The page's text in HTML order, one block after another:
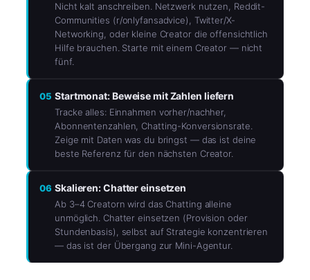
Nicht kalt anschreiben. Netzwerk nutzen, Reddit-
Communities (r/onlyfansadvice), Twitter/X-
Networking, oder kleine Creator die offensichtlich
Hilfe brauchen. Starte mit einem Creator — nicht
fünf.
05 Startmonat: Beweise mit Zahlen liefern
Tracke alles: Einnahmen vorher/nachher,
Abonnentenzahlen, Chatting-Konversionsrate.
Zeige mit Daten was du bringst — das ist deine
beste Referenz für den nächsten Creator.
06 Skalieren: Chatter einsetzen
Ab 3–4 Creatorn wird das Chatting alleine
unmöglich. Chatter einsetzen (Provision oder
Stundenbasis), selbst auf Strategie konzentrieren
— das ist der Übergang zur Mini-Agentur.